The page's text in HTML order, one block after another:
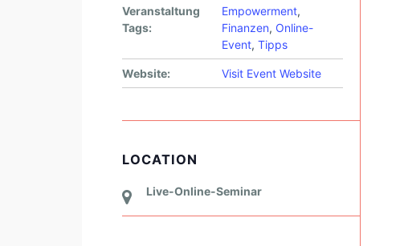
Veranstaltung
Tags:
Empowerment,
Finanzen, Online-
Event, Tipps
Website: Visit Event Website
LOCATION
Live-Online-Seminar